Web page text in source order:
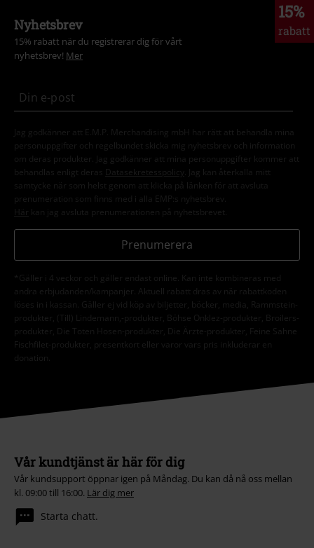
15%
rabatt
Nyhetsbrev
15% rabatt när du registrerar dig för vårt
nyhetsbrev! Mer
Jag godkänner att E.M.P. Merchandising mbH har rätt att behandla mina
personuppgifter och regelbundet skicka mig nyhetsbrev och information
om deras produkter. Jag godkänner att mina personuppgifter kommer att
behandlas enligt deras
Datasekretesspolicy
. Jag kan återkalla mitt
samtycke när som helst genom att klicka på länken för att avsluta
prenumeration som finns med i alla EMP:s nyhetsbrev.
Här kan jag avsluta prenumerationen på nyhetsbrevet.
Prenumerera
*Gäller i 4 veckor och gäller endast online. Kan inte kombineras med
andra erbjudanden/kampanjer. Aktuell rabatt dras av när rabattkoden
löses in i kassan. Gäller ej vid köp av biljetter, böcker, media, Rammstein-
produkter, (Till) Lindemann,-produkter, Böhse Onklez-produkter, Broilers-
produkter, Die Toten Hosen-produkter, Die Ärzte-produkter, Feine Sahne
Fischfilet-produkter, presentkort eller varor vars pris inkluderar en
donation.
Vår kundtjänst är här för dig
Vår kundsupport öppnar igen på Måndag. Du kan då nå oss mellan
kl. 09:00 till 16:00. Lär dig mer
Starta chatt.